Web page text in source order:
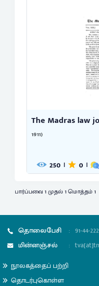
The Madras law
1911)
250 | 0 |
பார்ப்பவை 1 முதல் 1 மொத்தம் 1
தொலைபேசி : 91-44-
மின்னஞ்சல்
:
நூலகத்தைப் பற்றி
தொடர்புகொள்ள